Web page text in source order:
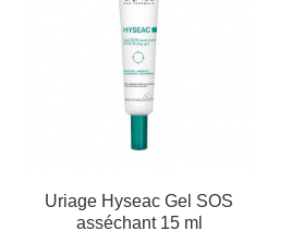
Uriage Hyseac Gel SOS
asséchant 15 ml